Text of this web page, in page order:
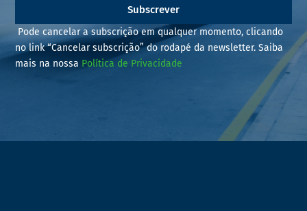
Subscrever
Pode cancelar a subscrição em qualquer momento, clicando
no link “Cancelar subscrição” do rodapé da newsletter. Saiba
mais na nossa Política de Privacidade